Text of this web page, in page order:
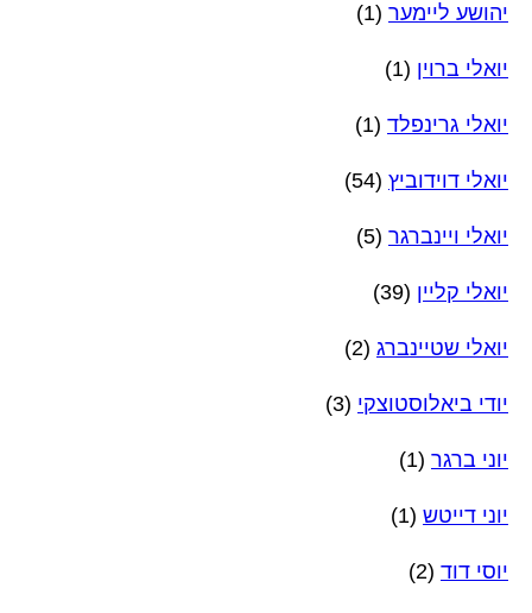
יהושע ליימער (1)
יואלי ברוין (1)
יואלי גרינפלד (1)
יואלי דוידוביץ (54)
יואלי ויינברגר (5)
יואלי קליין (39)
יואלי שטיינברג (2)
יודי ביאלוסטוצקי (3)
יוני ברגר (1)
יוני דייטש (1)
יוסי דוד (2)